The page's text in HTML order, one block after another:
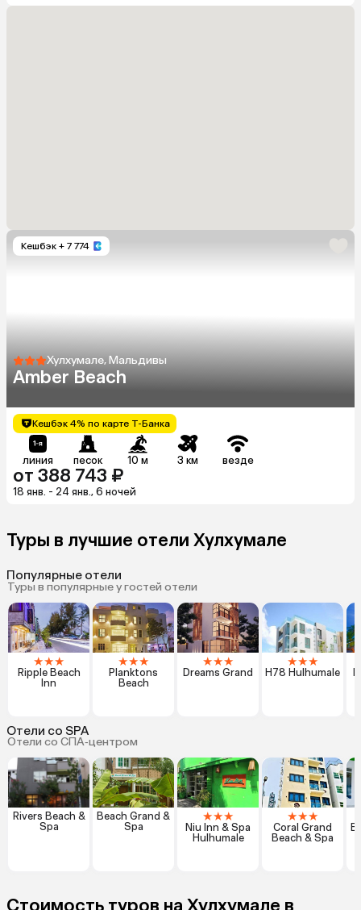
Кешбэк + 7 774
Хулхумале, Мальдивы
Amber Beach
Кешбэк 4% по карте Т-Банка
линия песок 10 м 3 км везде
от 388 743 ₽
18 янв. - 24 янв., 6 ночей
Туры в лучшие отели Хулхумале
Популярные отели
Туры в популярные у гостей отели
★★★
Ripple Beach
Inn
★★★
Planktons
Beach
★★★
Dreams Grand
★★★
H78 Hulhumale
Отели со SPA
Отели со СПА‑центром
Rivers Beach &
Spa
Beach Grand &
Spa
★★★
Niu Inn & Spa
Hulhumale
★★★
Coral Grand
Beach & Spa